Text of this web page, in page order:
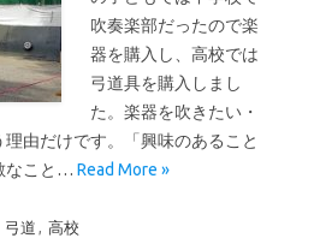
吹奏楽部だったので楽
器を購入し、高校では
弓道具を購入しまし
た。楽器を吹きたい・
由だけです。「興味のあること
なこと… Read More »
弓道 , 高校